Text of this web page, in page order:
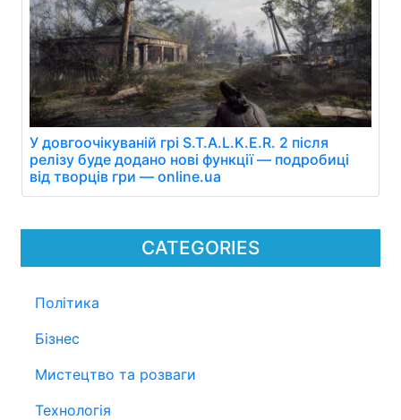
CATEGORIES
Політика
Бізнес
Мистецтво та розваги
Технологія
У довгоочікуваній грі S.T.A.L.K.E.R. 2 після
релізу буде додано нові функції — подробиці
від творців гри — online.ua